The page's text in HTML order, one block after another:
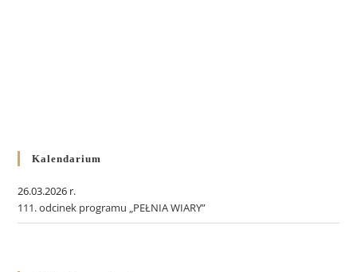
Kalendarium
26.03.2026 r.
111. odcinek programu „PEŁNIA WIARY”